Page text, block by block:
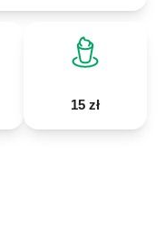
15 zł